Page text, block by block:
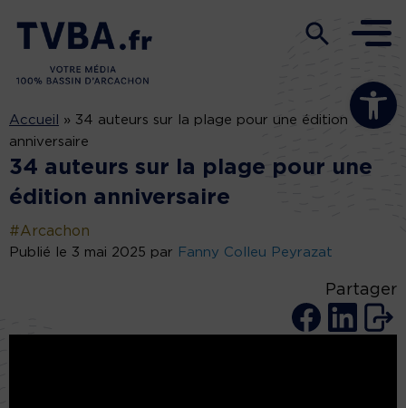
Ouvrir la
Accueil » 34 auteurs sur la plage pour une édition
anniversaire
34 auteurs sur la plage pour une
édition anniversaire
#Arcachon
Publié le 3 mai 2025 par Fanny Colleu Peyrazat
Partager